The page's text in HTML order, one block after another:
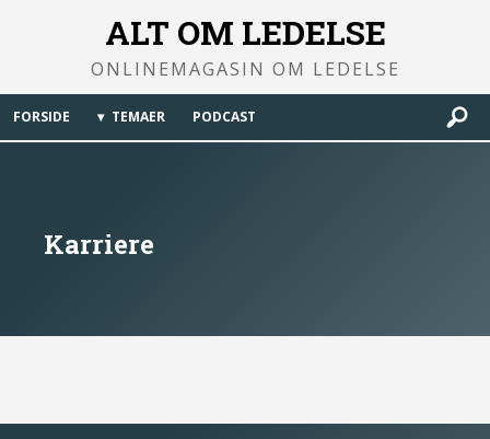
ALT OM LEDELSE
ONLINEMAGASIN OM LEDELSE
FORSIDE TEMAER PODCAST
Karriere